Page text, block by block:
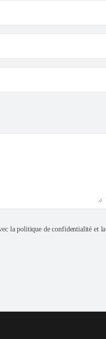
la politique de confidentialité et la